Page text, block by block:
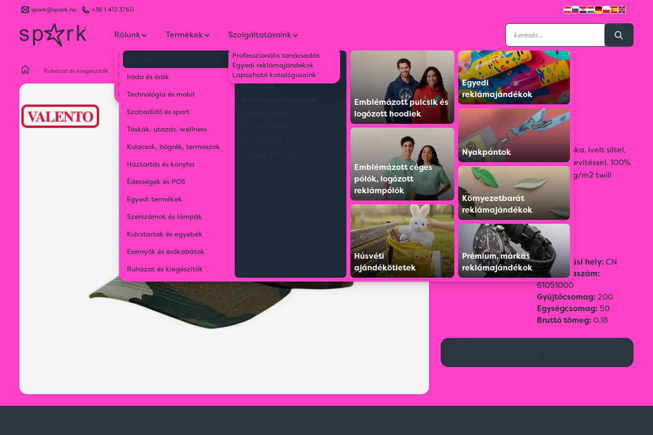
spark@spark.hu +36 1 412 3760
Rólunk
Kik vagyunk
Kapcsolat
Blog
Karrier
Gyakran Ismételt Kérdések
Termékek
Iroda és órák
Technológia és mobil
Szabadidő és sport
Táskák, utazás, wellness
Kulacsok, bögrék, termoszok
Háztartás és konyha
Édességek és POS
Egyedi termékek
Szerszámok és lámpák
Kulcstartók és egyebek
Esernyők és esőkabátok
Ruházat és kiegészítők
Környezetbarát tollak
Műanyag tollak
Fém tollak
Emblémázott pulcsik és
logózott hoodiek
Emblémázott céges
pólók, logózott
reklámpólók
Húsvéti
ajándékötletek
Egyedi
reklámajándékok
Nyakpántok
Környezetbarát
reklámajándékok
Prémium, márkás
reklámajándékok
Szolgáltatásaink
Professzionális tanácsadás
Egyedi reklámajándékok
Lapozható katalógusaink
Ruházat és kiegészítők
GOVA5PACM01
Camouflage
baseballsapka
Terepmintás 5 paneles baseball sapka, ívelt siltel,
állítható tépzőzárral, kivehető merevítéssel. 100%
pamutból készült. Grammsúly 200 g/m2 twill
szövet.
Színválaszték:
Szín:
Camouflage
Méret:Adult
Származási hely: CN
Vámtarifaszám:
61051000
Gyűjtőcsomag: 200
Egységcsomag: 50
Bruttó tömeg: 0.18